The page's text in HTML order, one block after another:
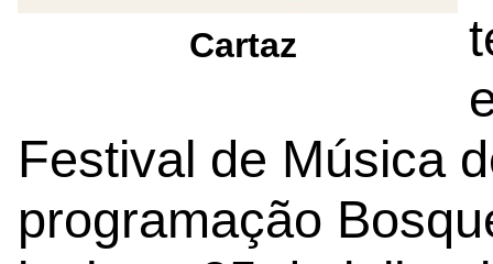
Cartaz
Festival de Música
programação